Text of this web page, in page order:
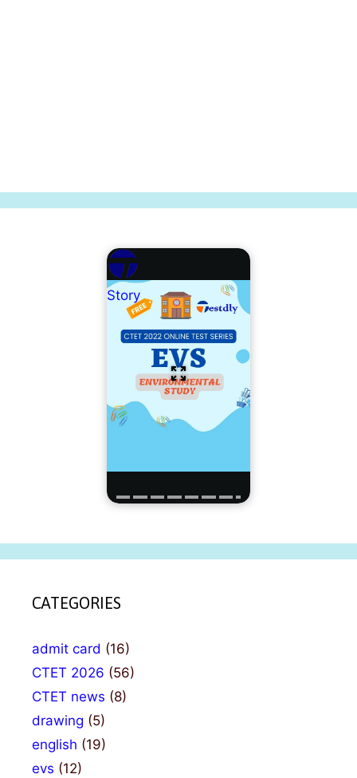
Story
CATEGORIES
admit card (16)
CTET 2026 (56)
CTET news (8)
drawing (5)
english (19)
evs (12)